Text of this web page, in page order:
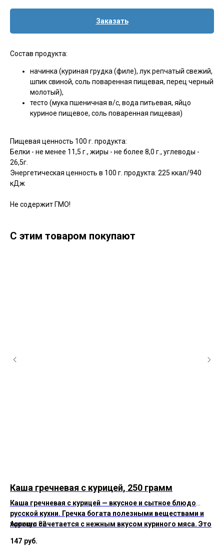
Заказать
Состав продукта:
начинка (куриная грудка (филе), лук репчатый свежий,
шпик свиной, соль поваренная пищевая, перец черный
молотый),
тесто (мука пшеничная в/с, вода питьевая, яйцо
куриное пищевое, соль поваренная пищевая)
Пищевая ценность 100 г. продукта:
Белки - не менее 11,5 г., жиры - не более 8,0 г., углеводы -
26,5г.
Энергетическая ценность в 100 г. продукта: 225 ккал/940
кДж
Не содержит ГМО!
С этим товаром покупают
Каша гречневая с курицей, 250 грамм
Каша гречневая с курицей — вкусное и сытное блюдо
русской кухни. Гречка богата полезными веществами и
хорошо сочетается с нежным вкусом куриного мяса. Это
дарит чувство насыщения.
Артикул 82
147 руб.